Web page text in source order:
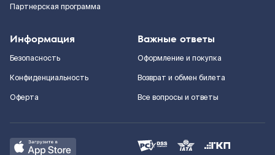
Партнерская программа
Информация
Безопасность
Конфиденциальность
Оферта
Важные ответы
Оформление и покупка
Возврат и обмен билета
Все вопросы и ответы